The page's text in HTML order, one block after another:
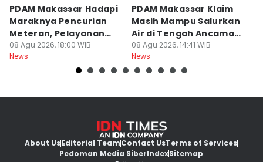
PDAM Makassar Hadapi
Maraknya Pencurian
Meteran, Pelayanan
Ikut Terdampak
08 Agu 2026, 18:00 WIB
News
PDAM Makassar Klaim
Masih Mampu Salurkan
Air di Tengah Ancaman
Kekeringan
08 Agu 2026, 14:41 WIB
News
About UsEditorial TeamContact UsTerms of Services
Pedoman Media SiberIndexSitemap